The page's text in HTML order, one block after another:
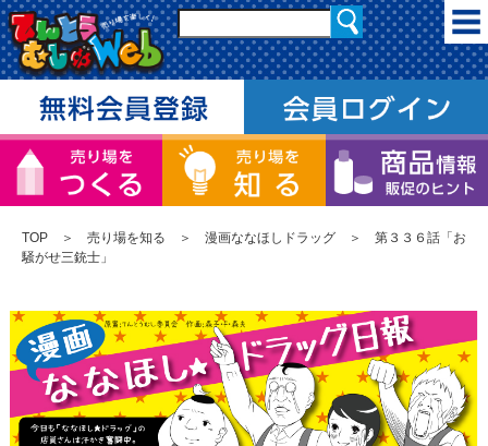
TOP ＞ 売り場を知る ＞ 漫画ななほしドラッグ ＞ 第３３６話「お
騒がせ三銃士」